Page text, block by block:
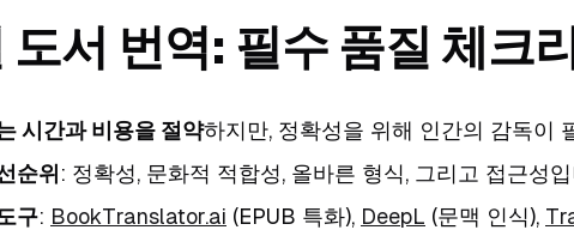
도서 번역: 필수 품질 체크
시간과 비용을 절약하지만, 정확성을 위해 인간의 감독이
순위 : 정확성, 문화적 적합성, 올바른 형식, 그리고 접근성
구: BookTranslator.ai (EPUB 특화), DeepL (문맥 인식),